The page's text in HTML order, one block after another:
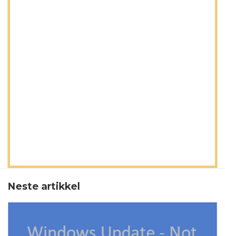
Neste artikkel